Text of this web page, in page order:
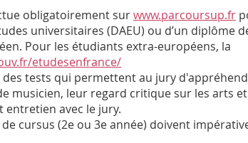
obligatoirement surwww.parcoursup.fr
universitaires (DAEU) ou d’un diplôme
Pour les étudiants extra-européens, la
etudesenfrance/
tests qui permettent au jury
musicien, leur regard critique sur les arts
avec le jury.
cursus (2e ou 3e année) doivent